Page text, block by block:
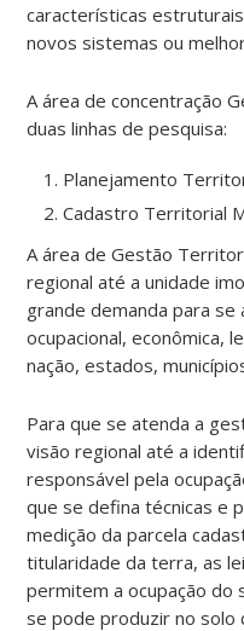
características
novos sistemas ou
A área de concentração
duas linhas de pesquisa:
Planejamento
Cadastro Territorial
A área de Gestão
regional até a unidade
grande demanda para se
ocupacional, econômica,
nação, estados,
Para que se atenda a
visão regional até a
responsável pela
que se defina técnicas e
medição da parcela
titularidade da terra, as
permitem a ocupação do
se pode produzir no solo